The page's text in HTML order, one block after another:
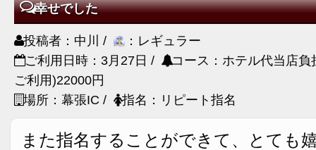
幸せでした
投稿者：中川 /
：レギュラー
ご利用日時：3月27日 /
コース：ホテル代当店
ご利用)22000円
場所：幕張IC /
指名：リピート指名
また指名することができて、とても